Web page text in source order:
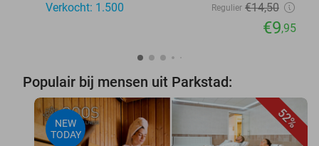
Verkocht: 1.500 Regulier €14,50
€9,95
Populair bij mensen uit Parkstad:
52%
NEW
TODAY